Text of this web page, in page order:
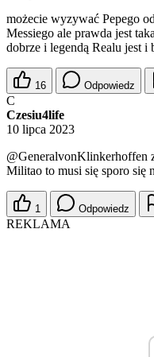
możecie wyzywać Pepego
Messiego ale prawda jest
dobrze i legendą Realu jest i
16 Odpowiedz
C
Czesiu4life
10 lipca 2023
@GeneralvonKlinkerhoffen
Militao to musi się sporo się
1 Odpowiedz
REKLAMA